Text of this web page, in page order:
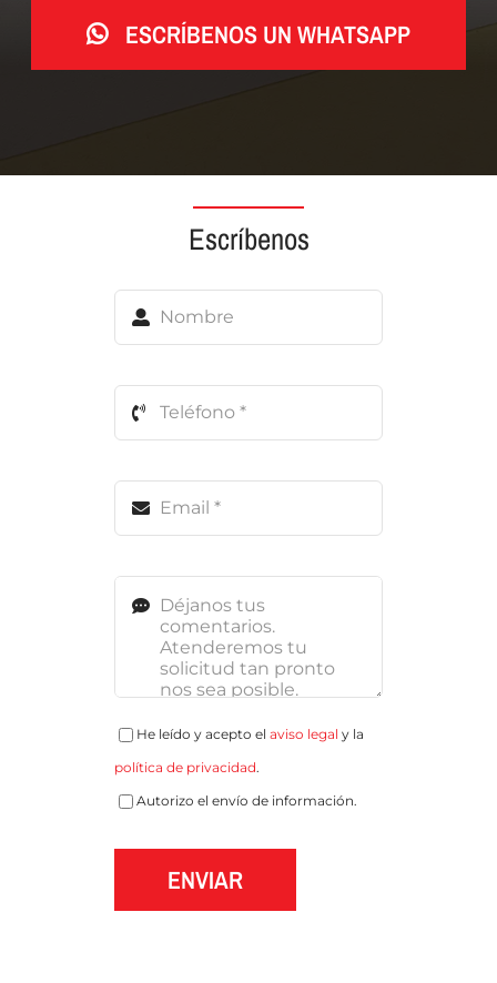
ESCRÍBENOS UN WHATSAPP
Escríbenos
He leído y acepto elaviso legal y la
política de privacidad.
Autorizo el envío de información.
ENVIAR